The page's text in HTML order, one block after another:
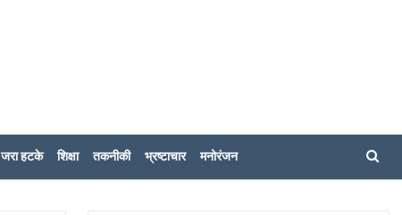
जरा हटके शिक्षा तकनीकी भ्रष्टाचार मनोरंजन